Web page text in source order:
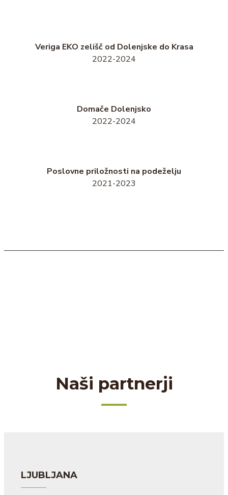
Veriga EKO zelišč od Dolenjske do Krasa
2022-2024
Domače Dolenjsko
2022-2024
Poslovne priložnosti na podeželju
2021-2023
Naši partnerji
LJUBLJANA